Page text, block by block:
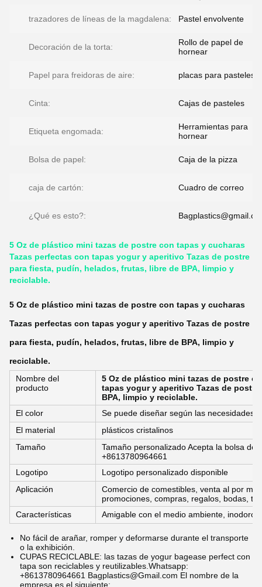
trazadores de líneas de la magdalena: Pastel envolvente
Decoración de la torta:
Rollo de papel de
hornear
Papel para freidoras de aire: placas para pasteles
Cinta: Cajas de pasteles
Etiqueta engomada:
Herramientas para
hornear
Bolsa de papel: Caja de la pizza
caja de cartón: Cuadro de correo
¿Qué es esto?:
5 Oz de plástico mini tazas de postre con tapas y cucharas
Tazas perfectas con tapas yogur y aperitivo Tazas de postre
para fiesta, pudín, helados, frutas, libre de BPA, limpio y
reciclable.
5 Oz de plástico mini tazas de postre con tapas y cucharas
Tazas perfectas con tapas yogur y aperitivo Tazas de postre
para fiesta, pudín, helados, frutas, libre de BPA, limpio y
reciclable.
Nombre del
producto
5 Oz de plástico mini tazas de postre
tapas yogur y aperitivo Tazas de
BPA, limpio y reciclable.
El color
Se puede diseñar según las necesidades
El material
plásticos cristalinos
Tamaño
Tamaño personalizado Acepta la bolsa de
+8613780964661
Logotipo
Logotipo personalizado disponible
Aplicación
Comercio de comestibles, venta al por
promociones, compras, regalos, bodas,
Características
Amigable con el medio ambiente,
No fácil de arañar, romper y deformarse durante el transporte
o la exhibición.
CUPAS RECICLABLE: las tazas de yogur bagease perfect con
tapa son reciclables y reutilizables. Whatsapp:
+8613780964661 Bagplastics@Gmail.com El nombre de la
empresa es el siguiente: